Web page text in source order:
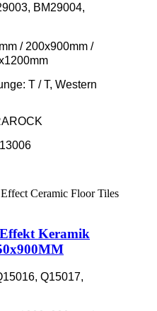
BM29004,
/ 200x900mm /
T / T, Western
Keramik
Q15017,